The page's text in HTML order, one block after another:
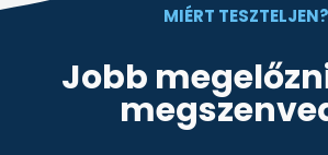
MIÉRT TESZTELJEN?
Jobb